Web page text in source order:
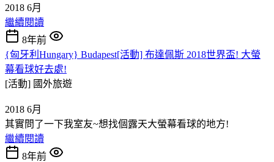
2018 6月
繼續閱讀
8年前
{匈牙利Hungary} Budapest[活動] 布達佩斯 2018世界盃! 大螢
幕看球好去處!
[活動] 國外旅遊
2018 6月
其實問了一下我室友~想找個露天大螢幕看球的地方!
繼續閱讀
8年前